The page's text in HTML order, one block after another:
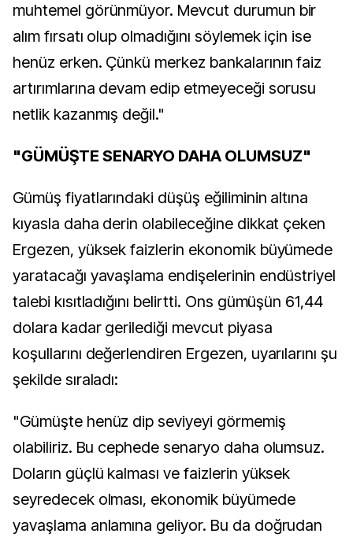
muhtemel görünmüyor. Mevcut durumun bir
alım fırsatı olup olmadığını söylemek için ise
henüz erken. Çünkü merkez bankalarının faiz
artırımlarına devam edip etmeyeceği sorusu
netlik kazanmış değil."
"GÜMÜŞTE SENARYO DAHA OLUMSUZ"
Gümüş fiyatlarındaki düşüş eğiliminin altına
kıyasla daha derin olabileceğine dikkat çeken
Ergezen, yüksek faizlerin ekonomik büyümede
yaratacağı yavaşlama endişelerinin endüstriyel
talebi kısıtladığını belirtti. Ons gümüşün 61,44
dolara kadar gerilediği mevcut piyasa
koşullarını değerlendiren Ergezen, uyarılarını şu
şekilde sıraladı:
"Gümüşte henüz dip seviyeyi görmemiş
olabiliriz. Bu cephede senaryo daha olumsuz.
Doların güçlü kalması ve faizlerin yüksek
seyredecek olması, ekonomik büyümede
yavaşlama anlamına geliyor. Bu da doğrudan